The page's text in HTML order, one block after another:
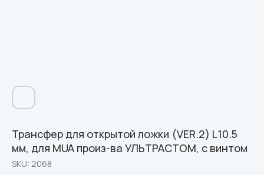
Трансфер для открытой ложки (VER.2) L10.5
мм, для MUA произ-ва УЛЬТРАСТОМ, с винтом
SKU: 2068